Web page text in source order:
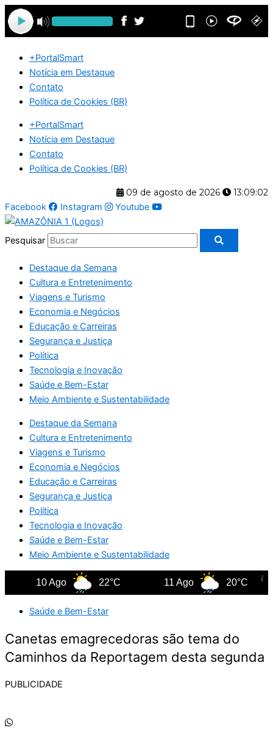
Ir
para
o
+PortalSmart
Notícia em Destaque
Contato
Política de Cookies (BR)
+PortalSmart
Notícia em Destaque
Contato
Política de Cookies (BR)
09 de agosto de 2026
13:09:02
Facebook
Instagram Youtube
Pesquisar
Destaque da Semana
Cultura e Entretenimento
Viagens e Turismo
Economia e Negócios
Educação e Carreiras
Segurança e Justiça
Política
Tecnologia e Inovação
Saúde e Bem-Estar
Meio Ambiente e Sustentabilidade
Destaque da Semana
Cultura e Entretenimento
Viagens e Turismo
Economia e Negócios
Educação e Carreiras
Segurança e Justiça
Política
Tecnologia e Inovação
Saúde e Bem-Estar
Meio Ambiente e Sustentabilidade
10 Ago 22°C 11 Ago 20°C
Saúde e Bem-Estar
Canetas emagrecedoras são tema do
Caminhos da Reportagem desta segunda
PUBLICIDADE